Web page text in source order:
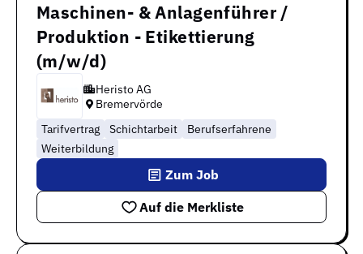
Maschinen- & Anlagenführer /
Produktion - Etikettierung
(m/w/d)
Heristo AG
Bremervörde
Tarifvertrag
Schichtarbeit
Berufserfahrene
Weiterbildung
Auf die Merkliste
Zum Job